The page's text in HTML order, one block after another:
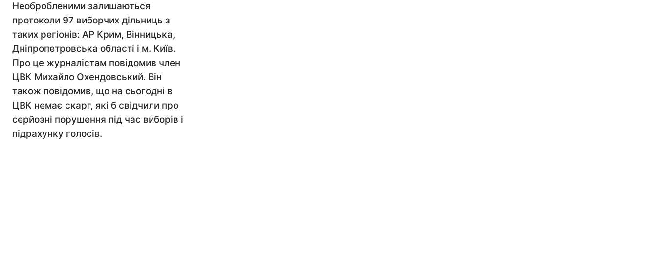
Необробленими залишаються
протоколи 97 виборчих дільниць з
таких регіонів: АР Крим, Вінницька,
Дніпропетровська області і м. Київ.
Про це журналістам повідомив член
ЦВК Михайло Охендовський. Він
також повідомив, що на сьогодні в
ЦВК немає скарг, які б свідчили про
серйозні порушення під час виборів і
підрахунку голосів.